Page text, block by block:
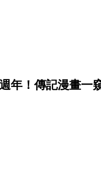
年！傳記漫畫